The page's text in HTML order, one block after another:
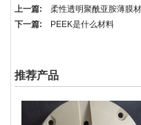
上一篇: 柔性透明聚酰亚胺薄膜
下一篇: PEEK是什么材料
推荐产品